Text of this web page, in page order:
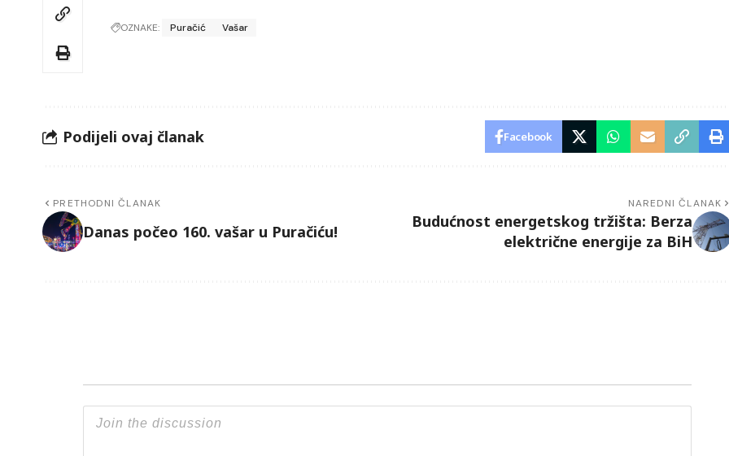
OZNAKE: Puračić Vašar
Podijeli ovaj članak Facebook
PRETHODNI ČLANAK
Danas počeo 160. vašar u Puračiću!
NAREDNI ČLANAK
Budućnost energetskog tržišta: Berza
električne energije za BiH